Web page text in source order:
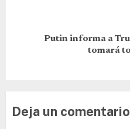
Putin informa a
tomará
Deja un comentario